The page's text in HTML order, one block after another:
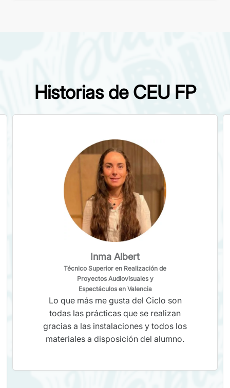
Historias de CEU FP
Inma Albert
Técnico Superior en Realización de
Proyectos Audiovisuales y
Espectáculos en Valencia
Lo que más me gusta del Ciclo son
todas las prácticas que se realizan
gracias a las instalaciones y todos los
materiales a disposición del alumno.